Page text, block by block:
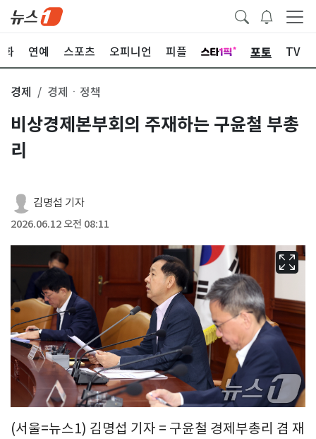
화 연예 스포츠 오피니언 피플 포토 TV
경제 경제ㆍ정책
비상경제본부회의 주재하는 구윤철 부총
리
김명섭 기자
2026.06.12 오전 08:11
(서울=뉴스1) 김명섭 기자 = 구윤철 경제부총리 겸 재